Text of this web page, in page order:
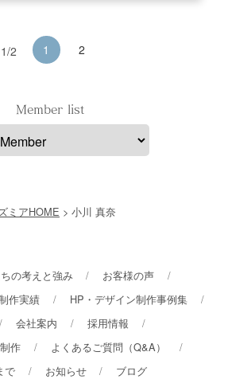
1/2 1 2
Member list
ミアHOME > 小川 真奈
の考えと強み
お客様の声
作実績
HP・デザイン制作事例集
会社案内
採用情報
作
よくあるご質問（Q&A）
で
お知らせ ブログ